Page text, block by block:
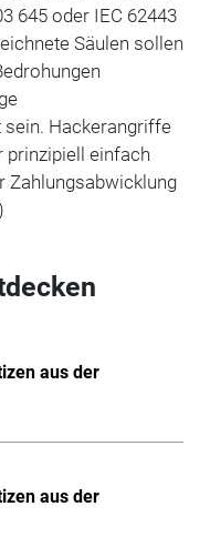
645 oder IEC 62443
Säulen sollen
Hackerangriffe
prinzipiell einfach
Zahlungsabwicklung
aus der
aus der